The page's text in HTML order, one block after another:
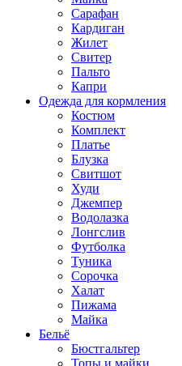
Сарафан
Кардиган
Жилет
Свитер
Пальто
Капри
Одежда для кормления
Костюм
Комплект
Платье
Блузка
Свитшот
Худи
Джемпер
Водолазка
Лонгслив
Футболка
Туника
Сорочка
Халат
Пижама
Майка
Бельё
Бюстгальтер
Топы и майки